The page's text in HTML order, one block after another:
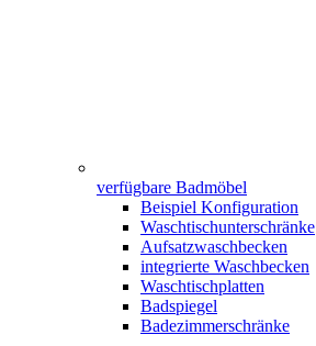
verfügbare Badmöbel
Beispiel Konfiguration
Waschtischunterschränke
Aufsatzwaschbecken
integrierte Waschbecken
Waschtischplatten
Badspiegel
Badezimmerschränke